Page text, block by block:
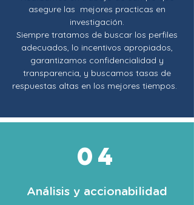
asegure las mejores practicas en
investigación.
Siempre tratamos de buscar los perfiles
adecuados, lo incentivos apropiados,
garantizamos confidencialidad y
transparencia, y buscamos tasas de
respuestas altas en los mejores tiempos.
04
Análisis y accionabilidad